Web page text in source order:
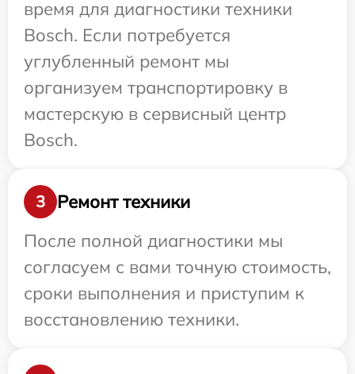
время для диагностики техники
Bosch. Если потребуется
углубленный ремонт мы
организуем транспортировку в
мастерскую в сервисный центр
Bosch.
3
Ремонт техники
После полной диагностики мы
согласуем с вами точную стоимость,
сроки выполнения и приступим к
восстановлению техники.